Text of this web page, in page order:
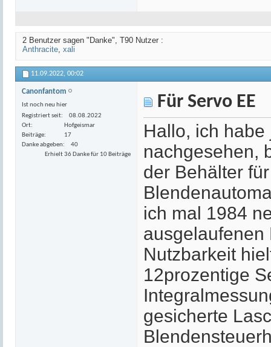
2 Benutzer sagen "Danke", T90 Nutzer :
Anthracite xali
11.09.2022, 00:02
Canonfantom
Ist noch neu hier
Registriert seit
08.08.2022
Ort
Hofgeismar
Beiträge
17
Danke abgeben
40
Erhielt 36 Danke für 10 Beiträge
Für Servo EE
Hallo, ich
nachgesehen,
der Behälter
ich mal 1984
ausgelaufenen
Nutzbarkeit
12prozentige
gesicherte